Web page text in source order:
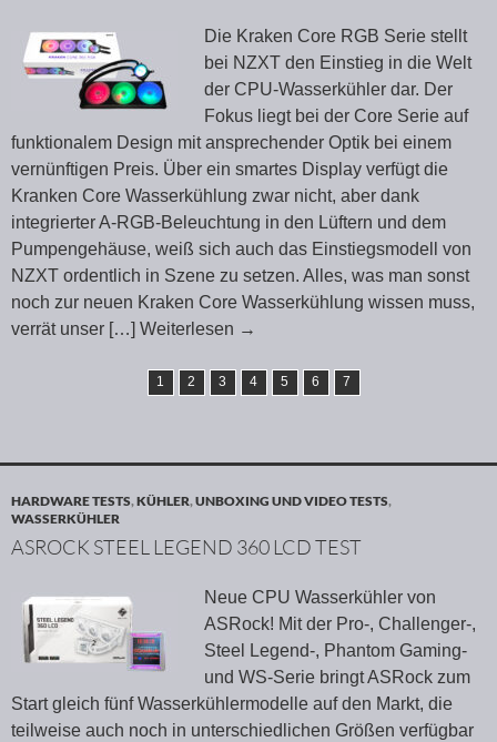
Die Kraken Core RGB Serie stellt
bei NZXT den Einstieg in die Welt
der CPU-Wasserkühler dar. Der
Fokus liegt bei der Core Serie auf
funktionalem Design mit ansprechender Optik bei einem
vernünftigen Preis. Über ein smartes Display verfügt die
Kranken Core Wasserkühlung zwar nicht, aber dank
integrierter A-RGB-Beleuchtung in den Lüftern und dem
Pumpengehäuse, weiß sich auch das Einstiegsmodell von
NZXT ordentlich in Szene zu setzen. Alles, was man sonst
noch zur neuen Kraken Core Wasserkühlung wissen muss,
verrät unser […] Weiterlesen →
1 2 3 4 5 6 7
HARDWARE TESTS,KÜHLER,UNBOXING UND VIDEO TESTS,
WASSERKÜHLER
ASROCK STEEL LEGEND 360 LCD TEST
Neue CPU Wasserkühler von
ASRock! Mit der Pro-, Challenger-,
Steel Legend-, Phantom Gaming-
und WS-Serie bringt ASRock zum
Start gleich fünf Wasserkühlermodelle auf den Markt, die
teilweise auch noch in unterschiedlichen Größen verfügbar